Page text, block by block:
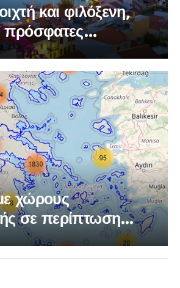
και φιλόξενη,
πρόσφατες
χώρους
σε περίπτωση